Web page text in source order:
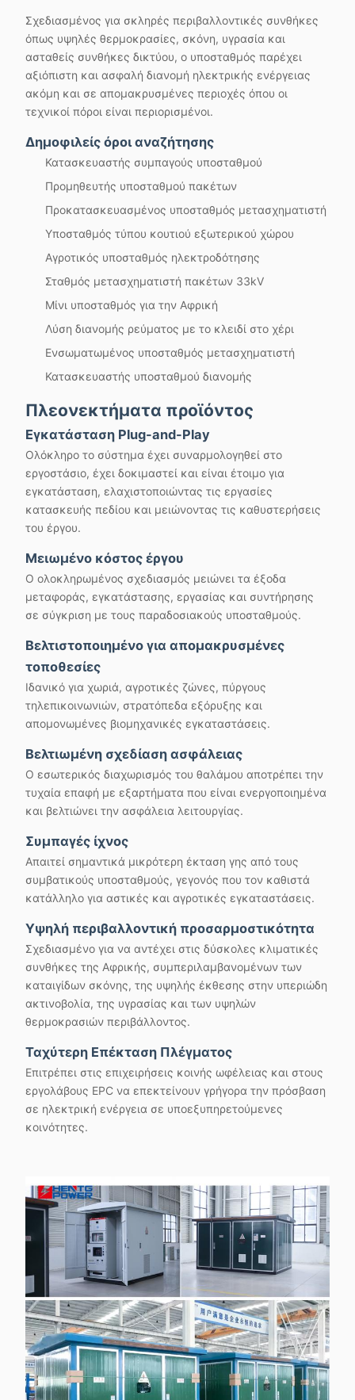
Σχεδιασμένος για σκληρές περιβαλλοντικές συνθήκες
όπως υψηλές θερμοκρασίες, σκόνη, υγρασία και
ασταθείς συνθήκες δικτύου, ο υποσταθμός παρέχει
αξιόπιστη και ασφαλή διανομή ηλεκτρικής ενέργειας
ακόμη και σε απομακρυσμένες περιοχές όπου οι
τεχνικοί πόροι είναι περιορισμένοι.
Δημοφιλείς όροι αναζήτησης
Κατασκευαστής συμπαγούς υποσταθμού
Προμηθευτής υποσταθμού πακέτων
Προκατασκευασμένος υποσταθμός μετασχηματιστή
Υποσταθμός τύπου κουτιού εξωτερικού χώρου
Αγροτικός υποσταθμός ηλεκτροδότησης
Σταθμός μετασχηματιστή πακέτων 33kV
Μίνι υποσταθμός για την Αφρική
Λύση διανομής ρεύματος με το κλειδί στο χέρι
Ενσωματωμένος υποσταθμός μετασχηματιστή
Κατασκευαστής υποσταθμού διανομής
Πλεονεκτήματα προϊόντος
Εγκατάσταση Plug-and-Play
Ολόκληρο το σύστημα έχει συναρμολογηθεί στο
εργοστάσιο, έχει δοκιμαστεί και είναι έτοιμο για
εγκατάσταση, ελαχιστοποιώντας τις εργασίες
κατασκευής πεδίου και μειώνοντας τις καθυστερήσεις
του έργου.
Μειωμένο κόστος έργου
Ο ολοκληρωμένος σχεδιασμός μειώνει τα έξοδα
μεταφοράς, εγκατάστασης, εργασίας και συντήρησης
σε σύγκριση με τους παραδοσιακούς υποσταθμούς.
Βελτιστοποιημένο για απομακρυσμένες
τοποθεσίες
Ιδανικό για χωριά, αγροτικές ζώνες, πύργους
τηλεπικοινωνιών, στρατόπεδα εξόρυξης και
απομονωμένες βιομηχανικές εγκαταστάσεις.
Βελτιωμένη σχεδίαση ασφάλειας
Ο εσωτερικός διαχωρισμός του θαλάμου αποτρέπει την
τυχαία επαφή με εξαρτήματα που είναι ενεργοποιημένα
και βελτιώνει την ασφάλεια λειτουργίας.
Συμπαγές ίχνος
Απαιτεί σημαντικά μικρότερη έκταση γης από τους
συμβατικούς υποσταθμούς, γεγονός που τον καθιστά
κατάλληλο για αστικές και αγροτικές εγκαταστάσεις.
Υψηλή περιβαλλοντική προσαρμοστικότητα
Σχεδιασμένο για να αντέχει στις δύσκολες κλιματικές
συνθήκες της Αφρικής, συμπεριλαμβανομένων των
καταιγίδων σκόνης, της υψηλής έκθεσης στην υπεριώδη
ακτινοβολία, της υγρασίας και των υψηλών
θερμοκρασιών περιβάλλοντος.
Ταχύτερη Επέκταση Πλέγματος
Επιτρέπει στις επιχειρήσεις κοινής ωφέλειας και στους
εργολάβους EPC να επεκτείνουν γρήγορα την πρόσβαση
σε ηλεκτρική ενέργεια σε υποεξυπηρετούμενες
κοινότητες.